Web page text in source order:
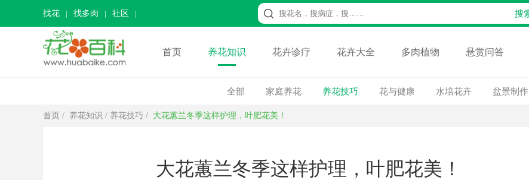
找花 找多肉 社区
首页 养花知识 花卉诊疗 花卉大全 多肉植物 悬赏问答
全部 家庭养花 养花技巧 花与健康 水培花卉 盆景制作
首页 / 养花知识 / 养花技巧 / 大花蕙兰冬季这样护理，叶肥花美！
大花蕙兰冬季这样护理，叶肥花美！